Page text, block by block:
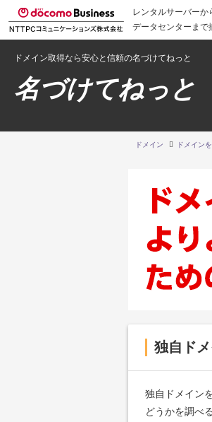
レンタルサーバーか
データセンターまで
ドメイン取得なら安心と信頼の名づけてねっと
名づけてねっと
ドメイン ドメイン
独自ド
独自ドメイン
どうかを調べ